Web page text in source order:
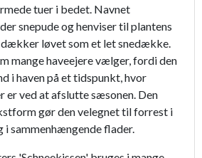
tuer i bedet. Navnet
snepude og henviser til plantens
løvet som et let snedække.
mange haveejere vælger, fordi den
i haven på et tidspunkt, hvor
er ved at afslutte sæsonen. Den
gør den velegnet til forrest i
i sammenhængende flader.